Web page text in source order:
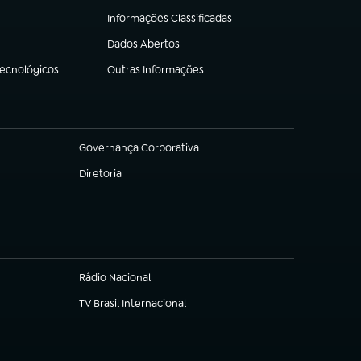
Informações Classificadas
(abre em nova aba)
Dados Abertos
(abre em nova aba)
Outras Informações
(abre em nova aba)
Governança Corporativa
(abre em nova aba)
Diretoria
(abre em nova aba)
Rádio Nacional
TV Brasil Internacional
(abre em nova aba)